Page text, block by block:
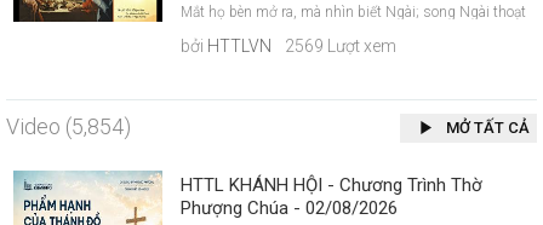
Mắt họ bèn mở ra, mà nhìn biết Ngài; song Ngài thoạt
Ngọc Hòa - Phụ tá Quản nhiệm Hội Thánh HDCT: Chấp
bởi HTTLVN 2569 Lượt xem
Video (5,854) MỞ TẤT CẢ
HTTL KHÁNH HỘI - Chương Trình Thờ
Phượng Chúa - 02/08/2026